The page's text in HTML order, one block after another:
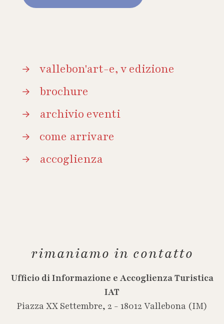
vallebon'art-e, v edizione
brochure
archivio eventi
come arrivare
accoglienza
rimaniamo in contatto
Ufficio di Informazione e Accoglienza Turistica
IAT
Piazza XX Settembre, 2 - 18012 Vallebona (IM)